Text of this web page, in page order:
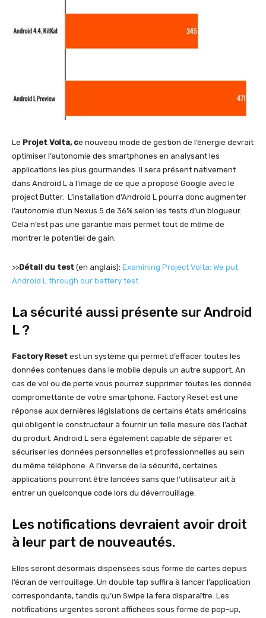
Le Projet Volta, ce nouveau mode de gestion de l’énergie devrait
optimiser l’autonomie des smartphones en analysant les
applications les plus gourmandes. Il sera présent nativement
dans Android L à l’image de ce que a proposé Google avec le
project Butter. L’installation d’Android L pourra donc augmenter
l’autonomie d’un Nexus 5 de 36% selon les tests d’un blogueur.
Cela n’est pas une garantie mais permet tout de même de
montrer le potentiel de gain.
>>Détail du test (en anglais): Examining Project Volta: We put
Android L through our battery test
La sécurité aussi présente sur Android
L ?
Factory Reset est un système qui permet d’effacer toutes les
données contenues dans le mobile depuis un autre support. An
cas de vol ou de perte vous pourrez supprimer toutes les donnée
compromettante de votre smartphone. Factory Reset est une
réponse aux dernières législations de certains états américains
qui obligent le constructeur à fournir un telle mesure dès l’achat
du produit. Android L sera également capable de séparer et
sécuriser les données personnelles et professionnelles au sein
du même téléphone. A l’inverse de la sécurité, certaines
applications pourront être lancées sans que l’utilisateur ait à
entrer un quelconque code lors du déverrouillage.
Les notifications devraient avoir droit
à leur part de nouveautés.
Elles seront désormais dispensées sous forme de cartes depuis
l’écran de verrouillage. Un double tap suffira à lancer l’application
correspondante, tandis qu’un Swipe la fera disparaître. Les
notifications urgentes seront affichées sous forme de pop-up,